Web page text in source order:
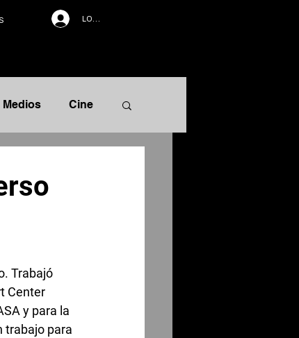
LOG IN
Medios Cine
Trabajó
Center
y para la
trabajo para